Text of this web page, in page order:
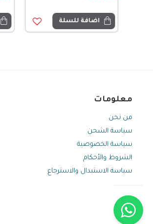
اضافة للسلة
معلومات
من نحن
سياسة الشحن
سياسة الخصوصية
الشروط والأحكام
سياسة الاستبدال والاسترجاع